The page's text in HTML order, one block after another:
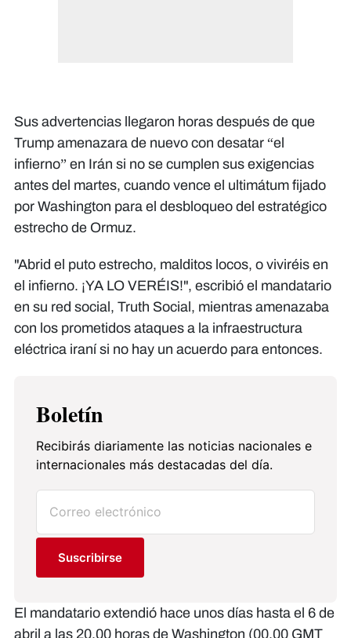
Sus advertencias llegaron horas después de que
Trump amenazara de nuevo con desatar “el
infierno” en Irán si no se cumplen sus exigencias
antes del martes, cuando vence el ultimátum fijado
por Washington para el desbloqueo del estratégico
estrecho de Ormuz.
"Abrid el puto estrecho, malditos locos, o viviréis en
el infierno. ¡YA LO VERÉIS!", escribió el mandatario
en su red social, Truth Social, mientras amenazaba
con los prometidos ataques a la infraestructura
eléctrica iraní si no hay un acuerdo para entonces.
Boletín
Recibirás diariamente las noticias nacionales e
internacionales más destacadas del día.
Suscribirse
El mandatario extendió hace unos días hasta el 6 de
abril a las 20.00 horas de Washington (00.00 GMT